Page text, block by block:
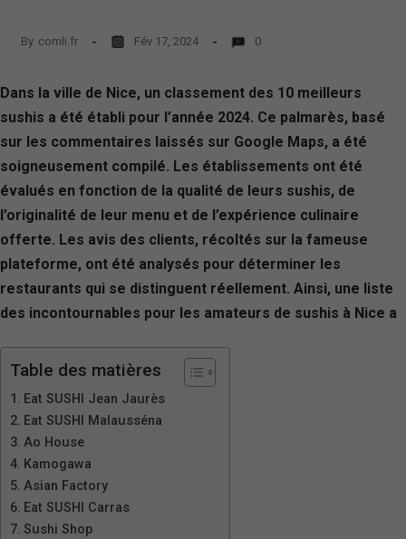
By comli.fr Fév 17, 2024 0
Dans la ville de Nice, un classement des 10 meilleurs
sushis a été établi pour l’année 2024. Ce palmarès, basé
sur les commentaires laissés sur Google Maps, a été
soigneusement compilé. Les établissements ont été
évalués en fonction de la qualité de leurs sushis, de
l’originalité de leur menu et de l’expérience culinaire
offerte. Les avis des clients, récoltés sur la fameuse
plateforme, ont été analysés pour déterminer les
restaurants qui se distinguent réellement. Ainsi, une liste
des incontournables pour les amateurs de sushis à Nice a
Table des matières
Eat SUSHI Jean Jaurès
Eat SUSHI Malausséna
Ao House
Kamogawa
Asian Factory
Eat SUSHI Carras
Sushi Shop